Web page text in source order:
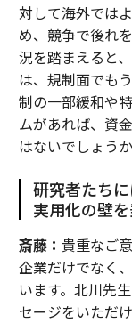
対して海外では
め、競争で後れ
況を踏まえると
は、規制面でも
制の一部緩和や
ムがあれば、資
はないでしょうか
研究者たち
実用化の壁
斎藤： 貴重なご
企業だけでなく
います。北川先
セージをいただ